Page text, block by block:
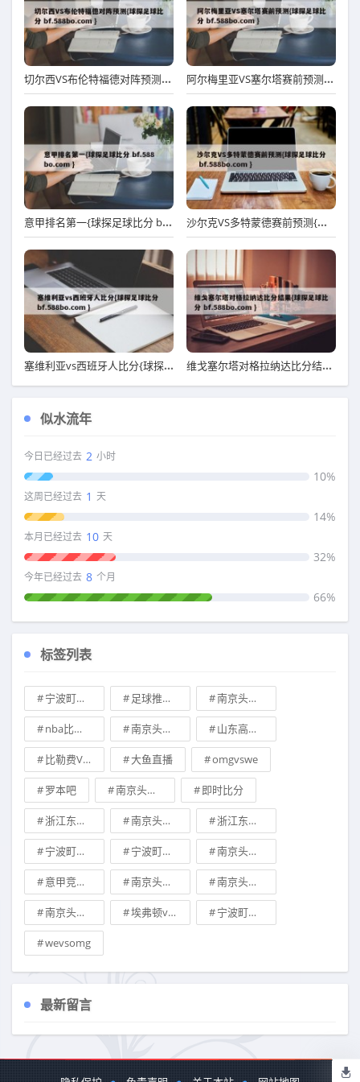
切尔西VS布伦特福德对阵预测{球探足球比分 bf.588bo.com } 阿尔梅里亚VS塞尔塔赛前预测{球探足球比分 bf.588bo.com }
意甲排名第一{球探足球比分 bf.588bo.com } 沙尔克VS多特蒙德赛前预测{球探足球比分 bf.588bo.com }
塞维利亚vs西班牙人比分{球探足球比分 bf.588bo.com } 维戈塞尔塔对格拉纳达比分结果{球探足球比分 bf.588bo.com }
似水流年
今日已经过去 2 小时
10%
这周已经过去 1 天
14%
本月已经过去 10 天
32%
今年已经过去 8 个月
66%
标签列表
宁波町渥vs广州龙狮胜负预测 足球推荐今日实单推荐 南京头排苏酒vs山西汾酒股份胜负预测
nba比分直播 南京头排苏酒vs广东华南虎比分预测 山东高速vs宁波町渥预测
比勒费VS纽伦堡 大鱼直播 omgvswe
罗本吧 南京头排苏酒vs浙江东阳光分析预测 即时比分
浙江东阳光vs南京头排苏酒分析预测 南京头排苏酒vs浙江东阳光预测 浙江东阳光vs南京头排苏酒预测
宁波町渥vs新疆伊力王酒预测 宁波町渥vs山西汾酒股份预测 南京头排苏酒vs辽宁本钢比分预测
意甲竞彩推荐 南京头排苏酒vs天津先行者竞彩预测 南京头排苏酒vs浙江东阳光比分预测
南京头排苏酒vs山西汾酒股份分析预测 埃弗顿vs热刺 宁波町渥vs九台农商银行预测
wevsomg
最新留言